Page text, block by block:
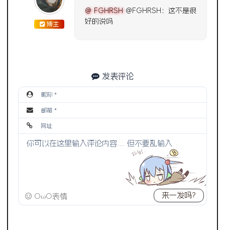
博主
@ FGHRSH@FGHRSH：这不是很
好的说吗
发表评论
OωO表情 来一发吗?